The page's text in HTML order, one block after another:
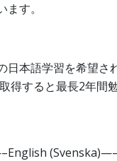
す。
日本語学習を希望さ
得すると最長2年間
(Svenska)—–